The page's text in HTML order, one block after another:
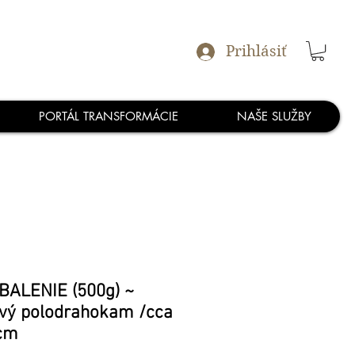
Prihlásiť
PORTÁL TRANSFORMÁCIE NAŠE SLUŽBY
(500g) ~
polodrahokam /cca